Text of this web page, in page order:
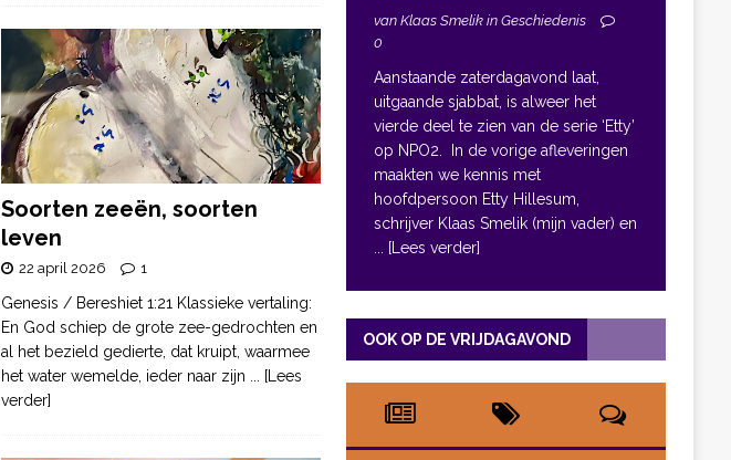
Soorten zeeën, soorten
leven
22 april 2026 1
Genesis / Bereshiet 1:21 Klassieke vertaling:
En God schiep de grote zee-gedrochten en
al het bezield gedierte, dat kruipt, waarmee
het water wemelde, ieder naar zijn ... [Lees
verder]
van Klaas Smelik in Geschiedenis
0
Aanstaande zaterdagavond laat,
uitgaande sjabbat, is alweer het
vierde deel te zien van de serie ‘Etty’
op NPO2. In de vorige afleveringen
maakten we kennis met
hoofdpersoon Etty Hillesum,
schrijver Klaas Smelik (mijn vader) en
... [Lees verder]
OOK OP DE VRIJDAGAVOND